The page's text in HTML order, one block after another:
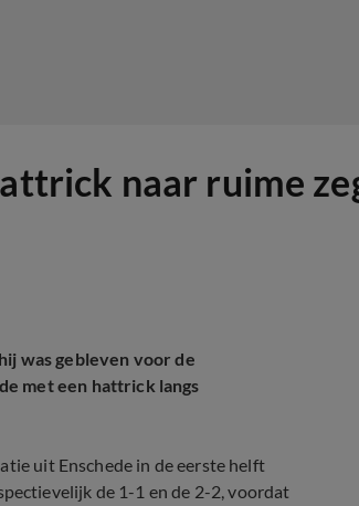
naar ruime
was gebleven voor de
met een hattrick langs
uit Enschede in de eerste helft
de 1-1 en de 2-2, voordat